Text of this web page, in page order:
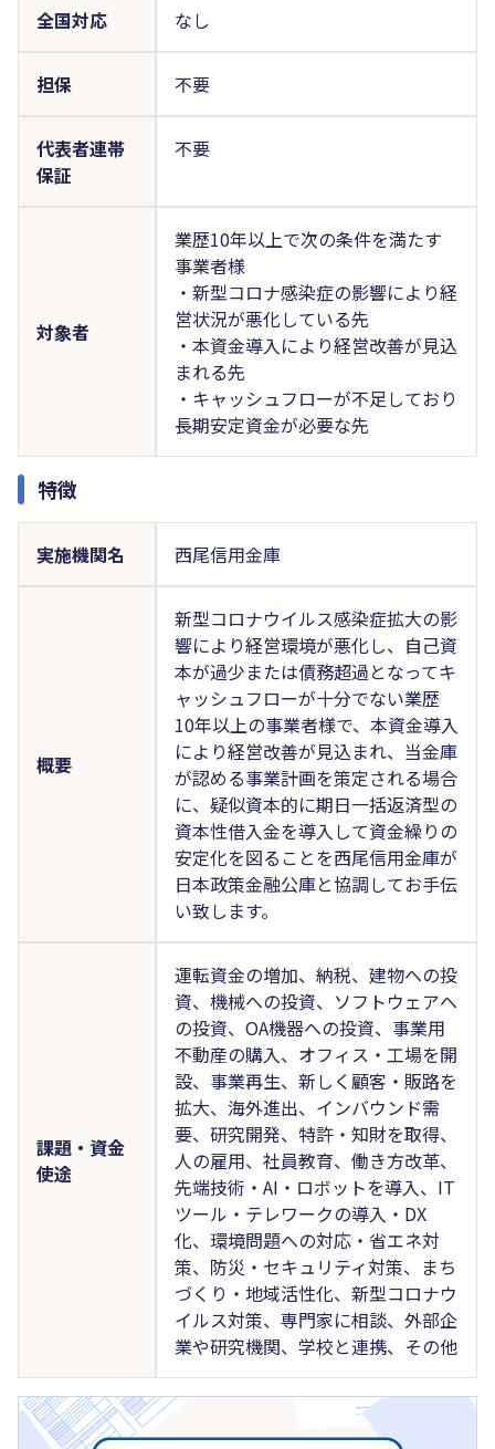
全国対応 なし
担保 不要
代表者連帯
保証
不要
対象者
業歴10年以上で次の条件を満たす
事業者様
・新型コロナ感染症の影響により経
営状況が悪化している先
・本資金導入により経営改善が見込
まれる先
・キャッシュフローが不足しており
長期安定資金が必要な先
特徴
実施機関名 西尾信用金庫
概要
新型コロナウイルス感染症拡大の影
響により経営環境が悪化し、自己資
本が過少または債務超過となってキ
ャッシュフローが十分でない業歴
10年以上の事業者様で、本資金導入
により経営改善が見込まれ、当金庫
が認める事業計画を策定される場合
に、疑似資本的に期日一括返済型の
資本性借入金を導入して資金繰りの
安定化を図ることを西尾信用金庫が
日本政策金融公庫と協調してお手伝
い致します。
課題・資金
使途
運転資金の増加、納税、建物への投
資、機械への投資、ソフトウェアへ
の投資、OA機器への投資、事業用
不動産の購入、オフィス・工場を開
設、事業再生、新しく顧客・販路を
拡大、海外進出、インバウンド需
要、研究開発、特許・知財を取得、
人の雇用、社員教育、働き方改革、
先端技術・AI・ロボットを導入、IT
ツール・テレワークの導入・DX
化、環境問題への対応・省エネ対
策、防災・セキュリティ対策、まち
づくり・地域活性化、新型コロナウ
イルス対策、専門家に相談、外部企
業や研究機関、学校と連携、その他